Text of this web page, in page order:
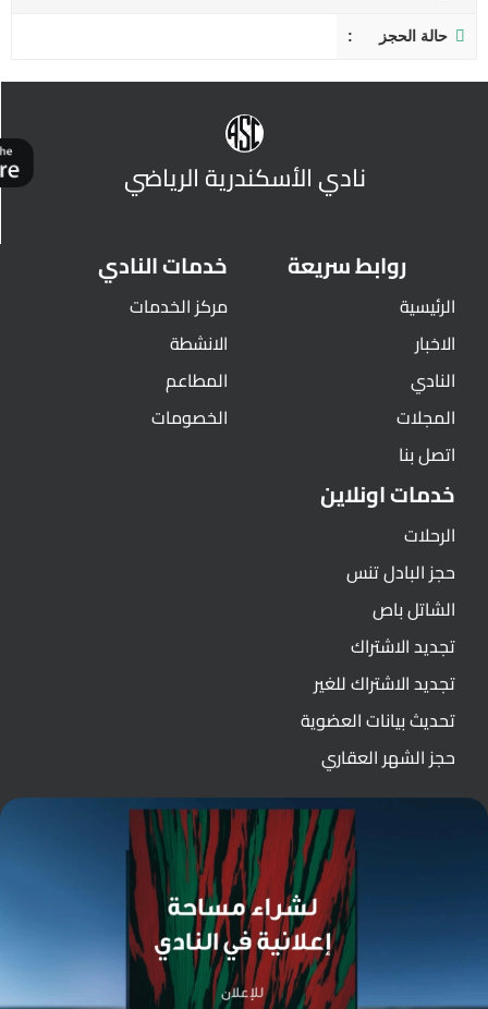
حالة الحجز
نادي الأسكندرية الرياضي
روابط سريعة
الرئيسية
الاخبار
النادي
المجلات
اتصل بنا
خدمات النادي
مركز الخدمات
الانشطة
المطاعم
الخصومات
خدمات اونلاين
الرحلات
حجز البادل تنس
الشاتل باص
تجديد الاشتراك
تجديد الاشتراك للغير
تحديث بيانات العضوية
حجز الشهر العقاري